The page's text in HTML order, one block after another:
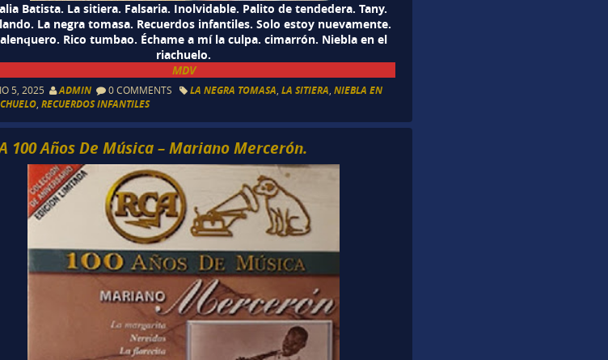
Batista. La sitiera. Falsaria. Inolvidable. Palito de tendedera. Tany.
La negra tomasa. Recuerdos infantiles. Solo estoy nuevamente.
Rico tumbao. Échame a mí la culpa. cimarrón. Niebla en el
riachuelo.
MDV
5, 2025 ADMIN 0 COMMENTS LA NEGRA TOMASA ,LA SITIERA ,NIEBLA EN
,RECUERDOS INFANTILES
100 Años De Música – Mariano Mercerón.